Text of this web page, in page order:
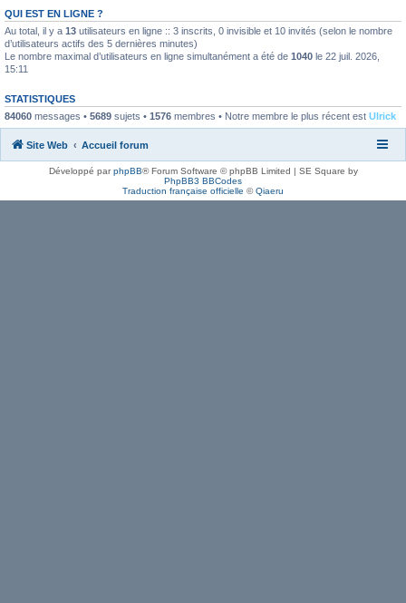
QUI EST EN LIGNE ?
Au total, il y a 13 utilisateurs en ligne :: 3 inscrits, 0 invisible et 10 invités (selon le nombre
d’utilisateurs actifs des 5 dernières minutes)
Le nombre maximal d’utilisateurs en ligne simultanément a été de 1040 le 22 juil. 2026,
15:11
STATISTIQUES
84060 messages • 5689 sujets • 1576 membres • Notre membre le plus récent est Ulrick
Site Web Accueil forum
Développé parphpBB® Forum Software © phpBB Limited | SE Square by
PhpBB3 BBCodes
Traduction française officielle ©Qiaeru